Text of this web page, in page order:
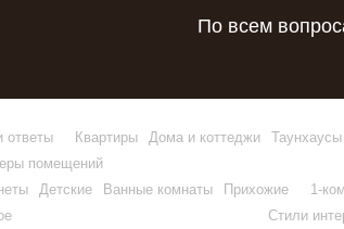
По всем
ответы
Квартиры
Дома и коттеджи Таунхаусы
помещений
Детские Ванные комнаты Прихожие
1-
Стили